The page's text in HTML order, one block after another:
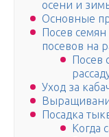
осени и
Основные
Посев семян
посевов на
Посев
Уход за
Посадка
Когда